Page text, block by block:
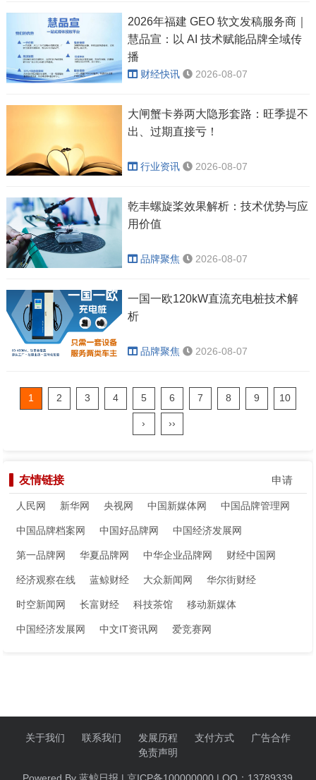
2026年福建 GEO 软文发稿服务商｜
慧品宣：以 AI 技术赋能品牌全域传
播
财经快讯 2026-08-07
大闸蟹卡券两大隐形套路：旺季提不
出、过期直接亏！
行业资讯 2026-08-07
乾丰螺旋桨效果解析：技术优势与应
用价值
品牌聚焦 2026-08-07
一国一欧120kW直流充电桩技术解
析
品牌聚焦 2026-08-07
1 2 3 4 5 6 7 8 9 10
› ››
友情链接 申请
人民网 新华网 央视网 中国新媒体网 中国品牌管理网
中国品牌档案网 中国好品牌网 中国经济发展网
第一品牌网 华夏品牌网 中华企业品牌网 财经中国网
经济观察在线 蓝鲸财经 大众新闻网 华尔街财经
时空新闻网 长富财经 科技茶馆 移动新媒体
中国经济发展网 中文IT资讯网 爱竞赛网
关于我们 联系我们 发展历程 支付方式
广告合作
免责声明
Powered By 蓝鲸日报 | 京ICP备100000000 | QQ：13789339